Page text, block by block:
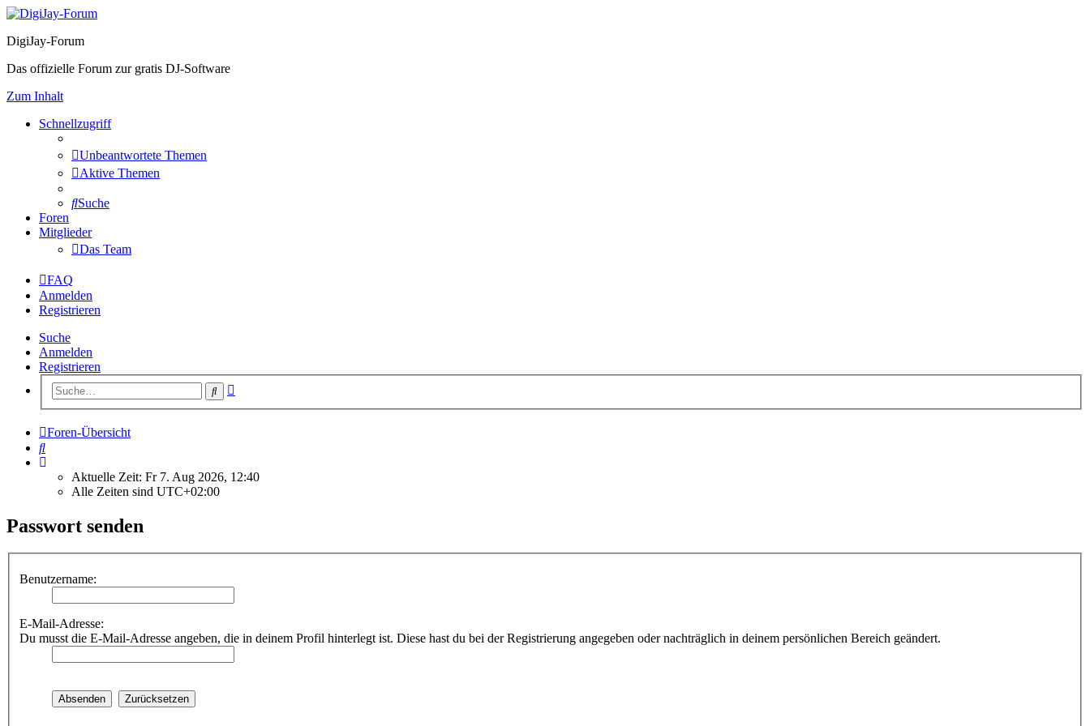
DigiJay-Forum
Das offizielle Forum zur gratis DJ-Software
Zum Inhalt
Schnellzugriff
Unbeantwortete Themen
Aktive Themen
Suche
Foren
Mitglieder
Das Team
FAQ
Anmelden
Registrieren
Suche
Anmelden
Registrieren
Suche
Foren-Übersicht
Suche
Aktuelle Zeit: Fr 7. Aug 2026, 12:40
Alle Zeiten sind UTC+02:00
Passwort senden
Benutzername:
E-Mail-Adresse:
Du musst die E-Mail-Adresse angeben, die in deinem Profil hinterlegt ist. Diese hast du bei der Registrierung angegeben oder nachträglich in deinem persönlichen Bereich geändert.